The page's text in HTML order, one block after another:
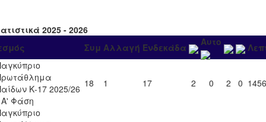
2025 - 2026
Συμ Αλλαγή Ενδεκάδα Αυτο
Κ-17 2025/26
Φάση
18 1 17 2 0 2 0 1456